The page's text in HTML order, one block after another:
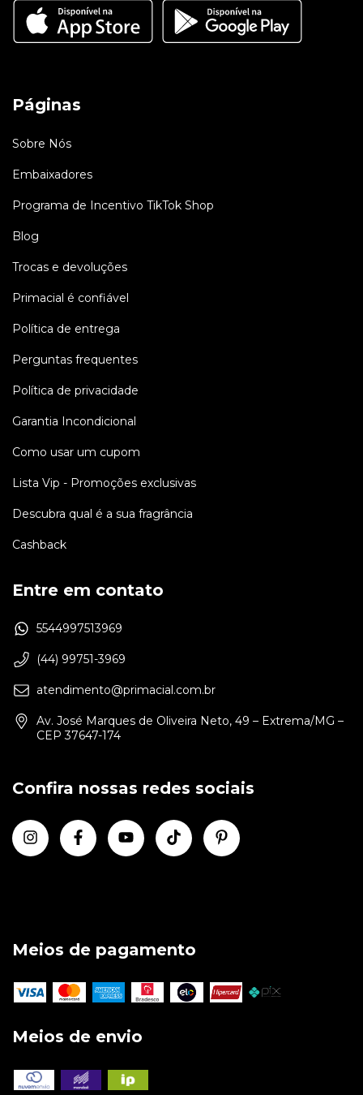
Páginas
Sobre Nós
Embaixadores
Programa de Incentivo TikTok Shop
Blog
Trocas e devoluções
Primacial é confiável
Política de entrega
Perguntas frequentes
Política de privacidade
Garantia Incondicional
Como usar um cupom
Lista Vip - Promoções exclusivas
Descubra qual é a sua fragrância
Cashback
Entre em contato
5544997513969
(44) 99751-3969
atendimento@primacial.com.br
Av. José Marques de Oliveira Neto, 49 – Extrema/MG –
CEP 37647-174
Confira nossas redes sociais
Meios de pagamento
Meios de envio